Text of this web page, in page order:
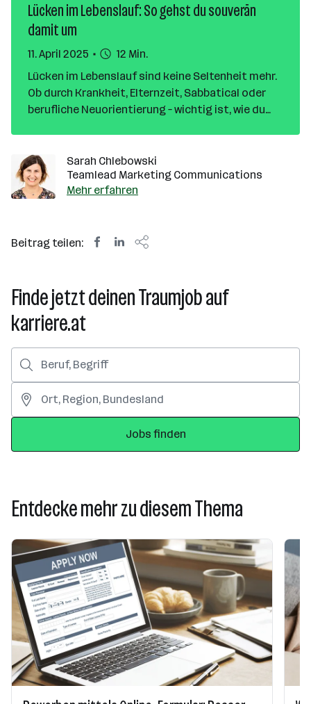
Lücken im Lebenslauf: So gehst du souverän
damit um
11. April 2025
12 Min.
Lücken im Lebenslauf sind keine Seltenheit mehr.
Ob durch Krankheit, Elternzeit, Sabbatical oder
berufliche Neuorientierung – wichtig ist, wie du
und im Bewerbungsgespräch überzeugst.
Sarah Chlebowski
Teamlead Marketing Communications
Mehr erfahren
Beitrag teilen:
Finde jetzt deinen Traumjob auf
karriere.at
Jobs finden
Entdecke mehr zu diesem Thema